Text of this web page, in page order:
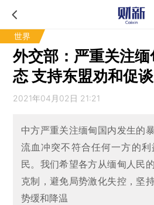
世界
外交部：严重关注
态 支持东盟劝和促谈
2021年04月02日 21:21
中方严重关注缅甸国内发生的
流血冲突不符合任何一方的
民。我们希望各方从缅甸人民
克制，避免局势激化失控，坚
势缓和降温